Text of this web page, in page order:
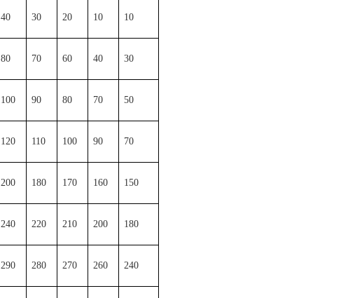
40 30 20 10 10
80 70 60 40 30
100 90 80 70 50
120 110 100 90 70
200 180 170 160 150
240 220 210 200 180
290 280 270 260 240